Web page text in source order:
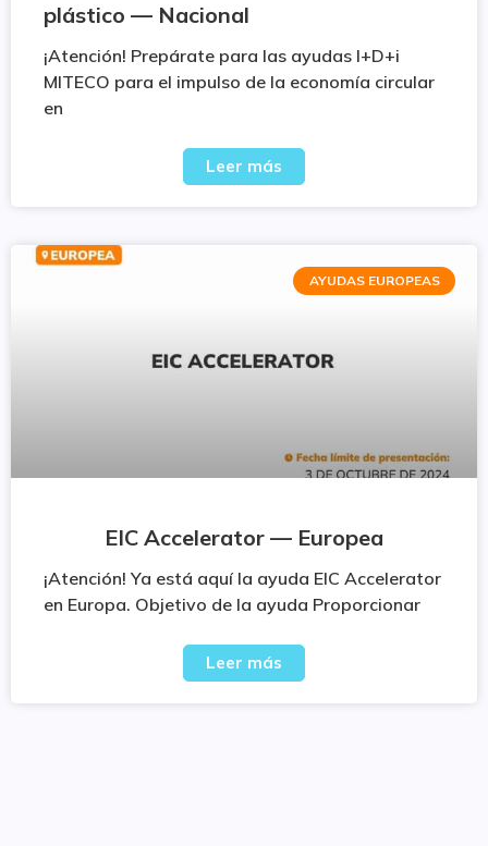
plástico — Nacional
¡Atención! Prepárate para las ayudas I+D+i
MITECO para el impulso de la economía circular
en
Leer más
AYUDAS EUROPEAS
EIC Accelerator — Europea
¡Atención! Ya está aquí la ayuda EIC Accelerator
en Europa. Objetivo de la ayuda Proporcionar
Leer más